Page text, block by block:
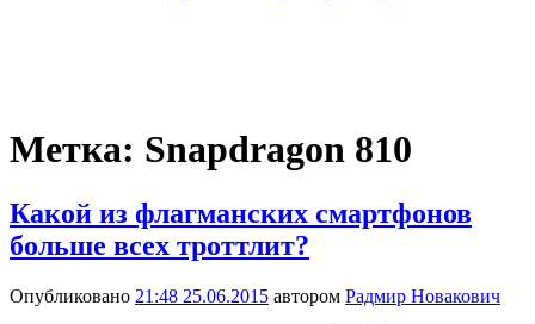
Метка: Snapdragon 810
Какой из флагманских смартфонов
больше всех троттлит?
Опубликовано 21:48 25.06.2015 автором Радмир Новакович